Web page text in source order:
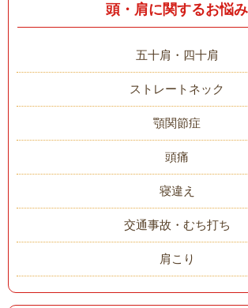
頭・肩に関するお悩み
五十肩・四十肩
ストレートネック
顎関節症
頭痛
寝違え
交通事故・むち打ち
肩こり